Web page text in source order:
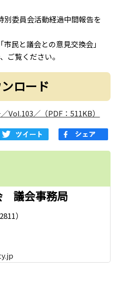
委員会活動経過中間報告を
民と議会との意見交換会」
ご覧ください。
ロード
Vol.103／（PDF：511KB）
議会事務局
）